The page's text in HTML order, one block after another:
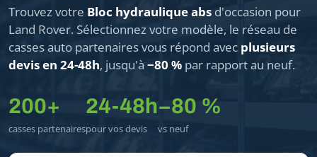
Trouvez votre Bloc hydraulique abs d'occasion pour
Land Rover. Sélectionnez votre modèle, le réseau de
casses auto partenaires vous répond avec plusieurs
devis en 24-48h, jusqu'à −80 % par rapport au neuf.
200+
casses partenaires
24-48h
pour vos devis
−80 %
vs neuf